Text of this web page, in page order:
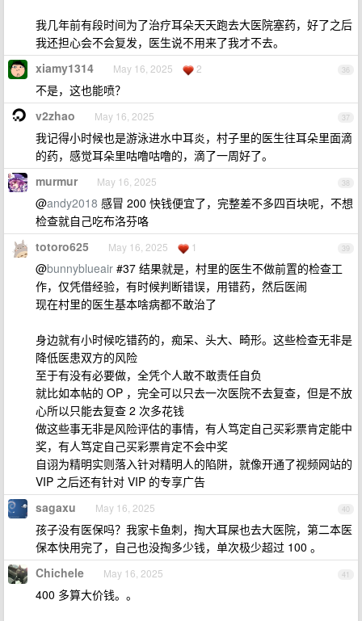
我几年前有段时间为了治疗耳朵天天跑去大医院塞药，好了之后
我还担心会不会复发，医生说不用来了我才不去。
36
xiamy1314 May 16, 2025 2
不是，这也能喷？
37
v2zhao May 16, 2025
我记得小时候也是游泳进水中耳炎，村子里的医生往耳朵里面滴
的药，感觉耳朵里咕噜咕噜的，滴了一周好了。
38
murmur May 16, 2025
@andy2018 感冒 200 快钱便宜了，完整差不多四百块呢，不想
检查就自己吃布洛芬咯
39
totoro625 May 16, 2025 1
@bunnyblueair #37 结果就是，村里的医生不做前置的检查工
作，仅凭借经验，有时候判断错误，用错药，然后医闹
现在村里的医生基本啥病都不敢治了
身边就有小时候吃错药的，痴呆、头大、畸形。这些检查无非是
降低医患双方的风险
至于有没有必要做，全凭个人敢不敢责任自负
就比如本帖的 OP ，完全可以只去一次医院不去复查，但是不放
心所以只能去复查 2 次多花钱
做这些事无非是风险评估的事情，有人笃定自己买彩票肯定能中
奖，有人笃定自己买彩票肯定不会中奖
自诩为精明实则落入针对精明人的陷阱，就像开通了视频网站的
VIP 之后还有针对 VIP 的专享广告
40
sagaxu May 16, 2025
孩子没有医保吗？我家卡鱼刺，掏大耳屎也去大医院，第二本医
保本快用完了，自己也没掏多少钱，单次极少超过 100 。
41
Chichele May 16, 2025
400 多算大价钱。。